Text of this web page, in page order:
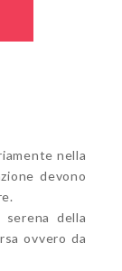
nella
devono
della
ovvero da